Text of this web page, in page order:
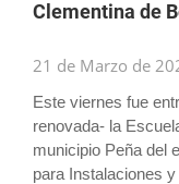
Clementina de
21 de Marzo de
Este viernes fue
renovada- la
municipio Peña del
para Instalaciones